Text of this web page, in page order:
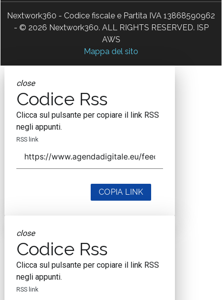
Nextwork360 - Codice fiscale e Partita IVA 13868590962
- © 2026 Nextwork360. ALL RIGHTS RESERVED. ISP
AWS
Mappa del sito
close
Codice Rss
Clicca sul pulsante per copiare il link RSS
negli appunti.
RSS link
COPIA LINK
close
Codice Rss
Clicca sul pulsante per copiare il link RSS
negli appunti.
RSS link